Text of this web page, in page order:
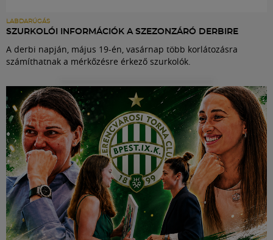
LABDARÚGÁS
SZURKOLÓI INFORMÁCIÓK A SZEZONZÁRÓ DERBIRE
A derbi napján, május 19-én, vasárnap több korlátozásra
számíthatnak a mérkőzésre érkező szurkolók.